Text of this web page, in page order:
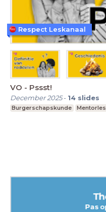
VO - Pssst!
December 2025- 14 slides
Burgerschapskunde Mentorles
Respect Leskanaal